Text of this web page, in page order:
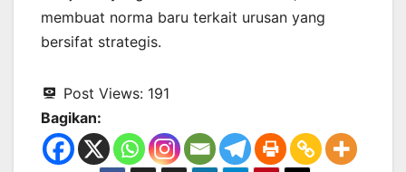
membuat norma baru terkait urusan yang
bersifat strategis.
Post Views: 191
Bagikan: